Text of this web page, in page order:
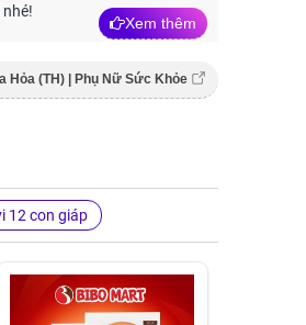
Xem thêm
Hỏa (TH) | Phụ Nữ Sức Khỏe
12 con giáp